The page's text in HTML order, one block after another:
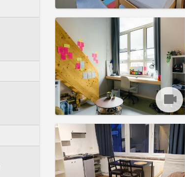
实用信息
租金:550 €
水电费:55 €
租期:
有登记条件
租金: 570 €
水电费:190 €
租期: 12个月, 11个月, 10个月, 5-6个月,
3-4个月
住房登记: 可登记